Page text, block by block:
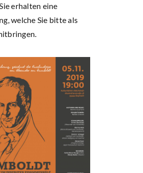
erhalten eine
welche Sie bitte als